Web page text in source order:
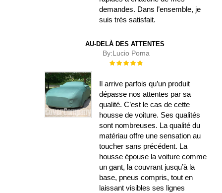
demandes. Dans l’ensemble, je
suis très satisfait.
AU-DELÀ DES ATTENTES
By:Lucio Poma
Évaluation :
Il arrive parfois qu’un produit
dépasse nos attentes par sa
qualité. C’est le cas de cette
housse de voiture. Ses qualités
sont nombreuses. La qualité du
matériau offre une sensation au
toucher sans précédent. La
housse épouse la voiture comme
un gant, la couvrant jusqu’à la
base, pneus compris, tout en
laissant visibles ses lignes